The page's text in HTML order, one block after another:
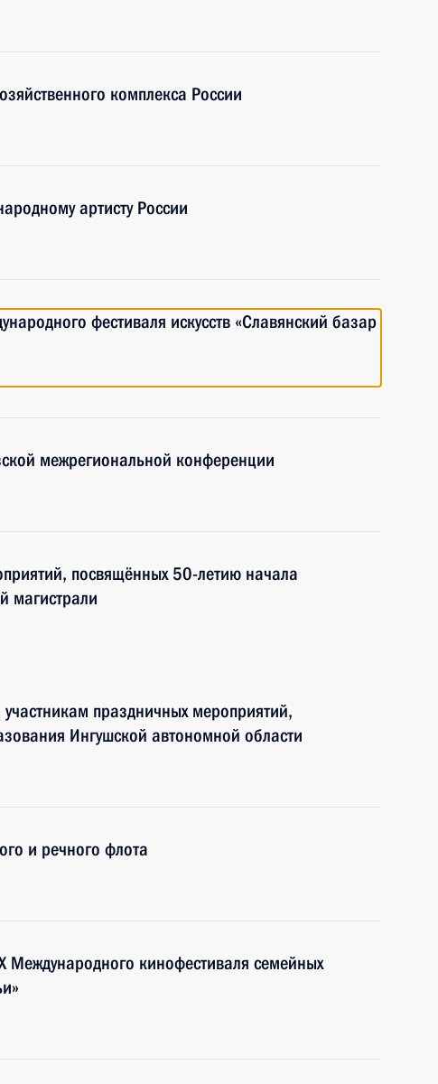
комплекса России
артисту России
фестиваля искусств «Славянский базар
межрегиональной конференции
посвящённых 50-летию начала
магистрали
праздничных мероприятий,
Ингушской автономной области
и речного флота
Международного кинофестиваля семейных